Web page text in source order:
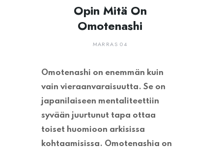
Opin Mitä On
Omotenashi
MARRAS 04
Omotenashi on enemmän kuin
vain vieraanvaraisuutta. Se on
japanilaiseen mentaliteettiin
syvään juurtunut tapa ottaa
toiset huomioon arkisissa
kohtaamisissa. Omotenashia on